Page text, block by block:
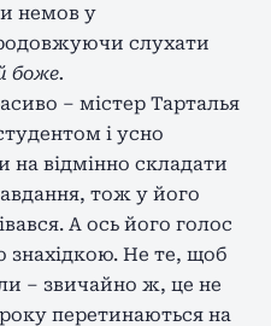
немов у
слухати
боже.
– містер Тарталья
і усно
на відмінно складати
тож у його
А ось його голос
знахідкою. Не те, щоб
– звичайно ж, це не
перетинаються на